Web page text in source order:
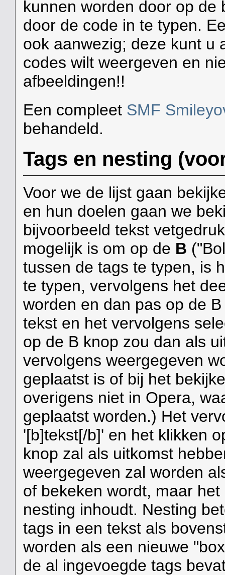
kunnen worden door op de
door de code in te typen.
ook aanwezig; deze kunt u
codes wilt weergeven en
afbeeldingen!!
Een compleet SMF
behandeld.
Tags en nesting
Voor we de lijst gaan
en hun doelen gaan we
bijvoorbeeld tekst
mogelijk is om op de B
tussen de tags te typen, is
te typen, vervolgens het
worden en dan pas op de
tekst en het vervolgens
op de B knop zou dan als
vervolgens weergegeven
geplaatst is of bij het
overigens niet in Opera,
geplaatst worden.) Het
'[b]tekst[/b]' en het klikken
knop zal als uitkomst
weergegeven zal worden
of bekeken wordt, maar
nesting inhoudt. Nesting
tags in een tekst als
worden als een nieuwe
de al ingevoegde tags